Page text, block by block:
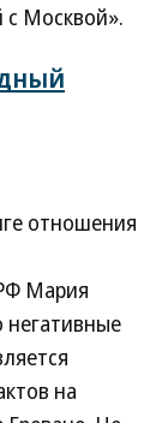
Москвой».
отношения
Мария
на